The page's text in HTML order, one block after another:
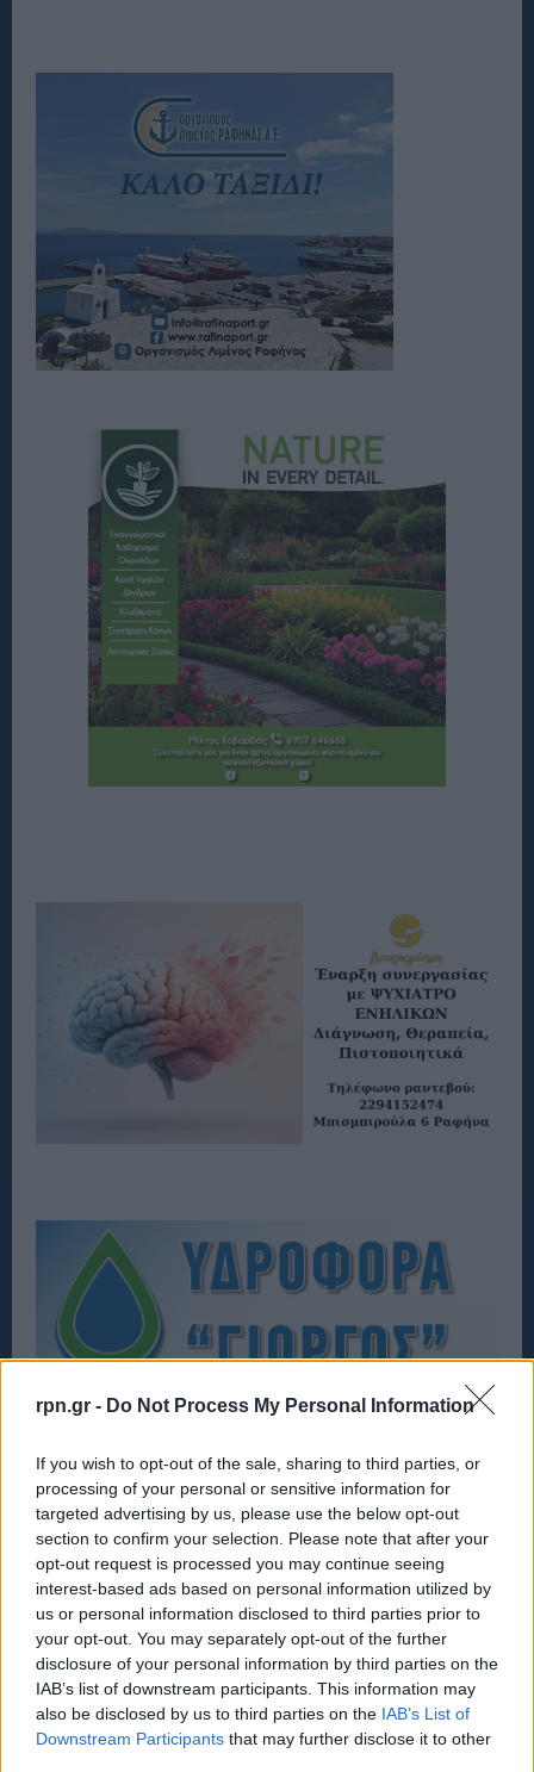
rpn.gr - Do Not Process My Personal Information
If you wish to opt-out of the sale, sharing to third parties, or
processing of your personal or sensitive information for
targeted advertising by us, please use the below opt-out
section to confirm your selection. Please note that after your
opt-out request is processed you may continue seeing
interest-based ads based on personal information utilized by
us or personal information disclosed to third parties prior to
your opt-out. You may separately opt-out of the further
disclosure of your personal information by third parties on the
IAB’s list of downstream participants. This information may
also be disclosed by us to third parties on the IAB’s List of
Downstream Participants that may further disclose it to other